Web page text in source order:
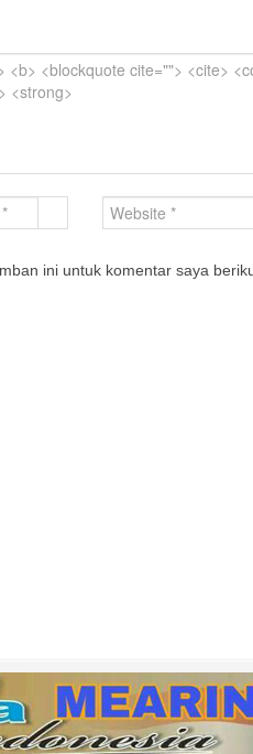
ini untuk komentar saya